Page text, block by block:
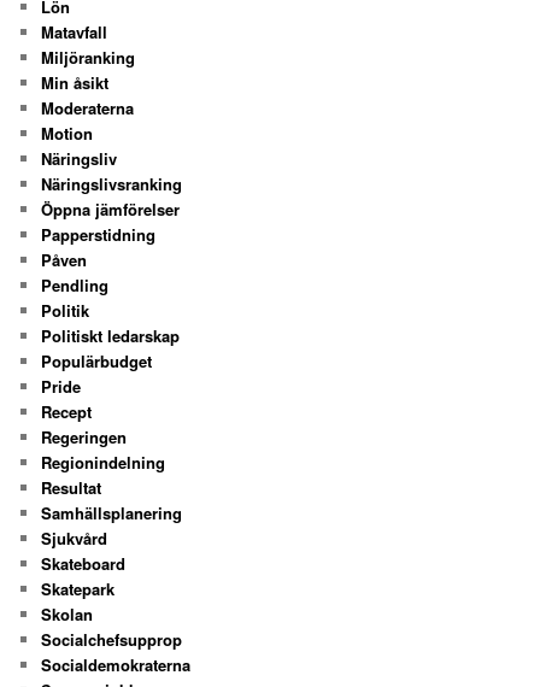
Lön
Matavfall
Miljöranking
Min åsikt
Moderaterna
Motion
Näringsliv
Näringslivsranking
Öppna jämförelser
Papperstidning
Påven
Pendling
Politik
Politiskt ledarskap
Populärbudget
Pride
Recept
Regeringen
Regionindelning
Resultat
Samhällsplanering
Sjukvård
Skateboard
Skatepark
Skolan
Socialchefsupprop
Socialdemokraterna